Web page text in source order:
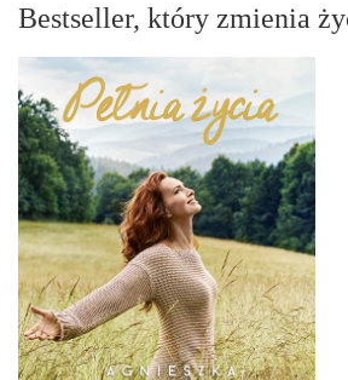
Bestseller, który zmienia